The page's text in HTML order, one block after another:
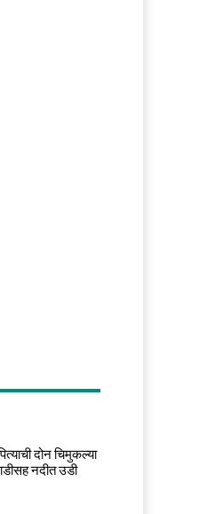
दोन चिमुकल्या
नदीत उडी